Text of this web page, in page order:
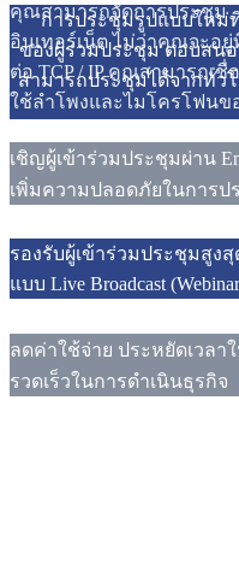
คุณสามารถจัดการประชุม
อินเทอร์เน็ต ไม่ว่าคุณจะอยู่
ต่อ TCP / IP คุณสามารถเ
ใช้ลำโพงและไมโครโฟนข
การประชุมรูปแบบใหม่ที่
ของผู้ร่วมประชุม ตอบสน
สามารถประชุมได้จากทั่วโ
เชิญผู้เข้าร่วมประชุมผ่าน
เพิ่มความปลอดภัยในการป
รองรับผู้เข้าร่วมประชุมสูง
แบบ Live Broadcast
ลดค่าใช้จ่าย ประหยัดเวลา
รวดเร็วในการดำเนินธุรกิจ